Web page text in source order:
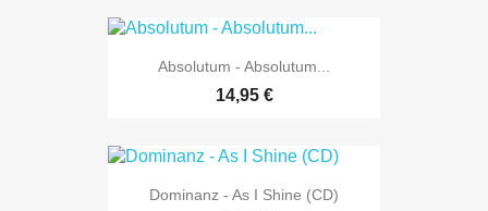
Absolutum - Absolutum...
14,95 €
Dominanz - As I Shine (CD)